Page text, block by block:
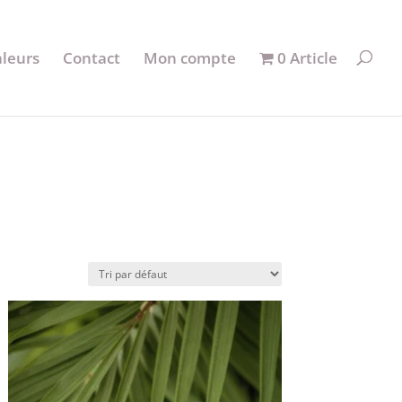
Contact Mon compte 0 Article